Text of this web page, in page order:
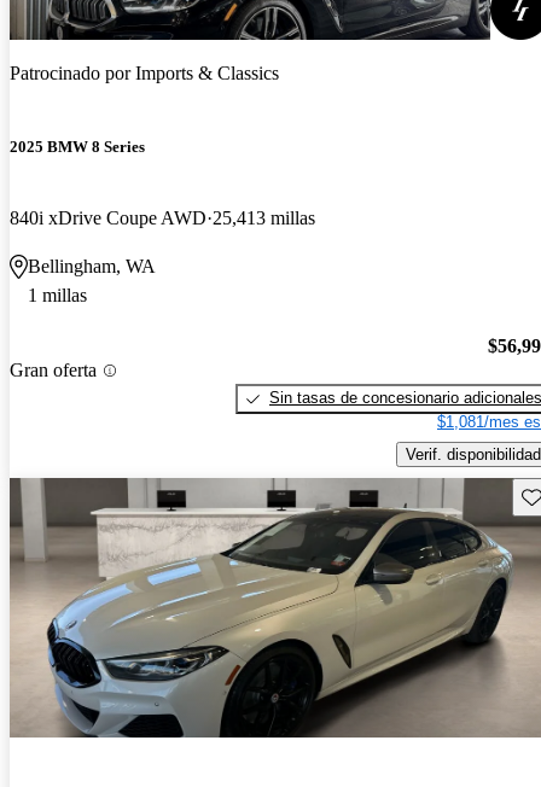
Patrocinado porImports & Classics
2025 BMW 8 Series
840i xDrive Coupe AWD 25,413 millas
Bellingham, WA
1 millas
Gran oferta
Sin tasas de concesionario adicionales
$1,081/mes
Verif. disponibilidad